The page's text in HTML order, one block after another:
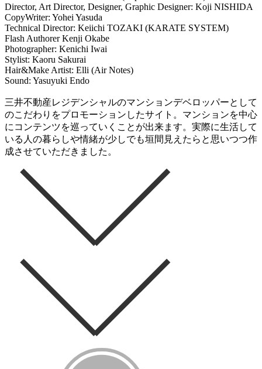
Director, Art Director, Designer, Graphic Designer: Koji NISHIDA
CopyWriter: Yohei Yasuda
Technical Director: Keiichi TOZAKI (KARATE SYSTEM)
Flash Authorer Kenji Okabe
Photographer: Kenichi Iwai
Stylist: Kaoru Sakurai
Hair&Make Artist: Elli (Air Notes)
Sound: Yasuyuki Endo
三井不動産レジデンシャルのマンションデベロッパーとして
のこだわりをプロモーションしたサイト。マンションを中心
にコンテンツを巡っていくことが出来ます。実際に生活して
いる人の暮らしや情緒が少しでも垣間見えたらと思いつつ作
成させていただきました。